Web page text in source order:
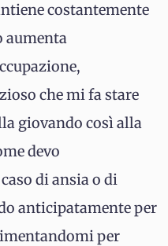
costantemente
aumenta
che mi fa stare
giovando così alla
devo
di ansia o di
anticipatamente per
per